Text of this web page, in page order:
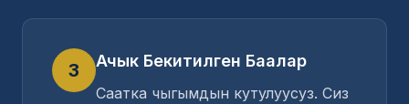
3 Ачык Бекитилген Баалар
Саатка чыгымдын кутулуусуз. Сиз